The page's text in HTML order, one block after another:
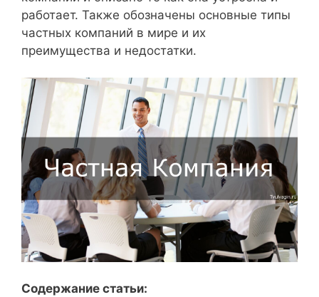
работает. Также обозначены основные типы
частных компаний в мире и их
преимущества и недостатки.
Содержание статьи: